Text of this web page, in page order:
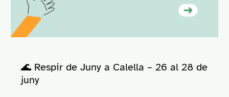
🌊 Respir de Juny a Calella – 26 al 28 de
juny